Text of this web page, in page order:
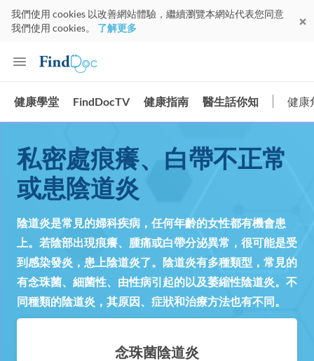
我們使用 cookies 以改善網站體驗，繼續瀏覽本網站代表您同意
我們使用 cookies。 了解更多
健康學堂 FindDocTV 健康指南 醫生話你知 健康
私密處痕癢、白帶不正常
或患陰道炎
陰道炎是常見的婦科疾病，任何年齡的女性都有機會患
上。若陰部出現痕癢、腫痛或白帶分泌異常，很可能是受
到感染發炎，患上陰道炎了。陰道炎有多種類型，常見的
有念珠菌、細菌性、由性病引起的以及萎縮性陰道炎。不
同種類的陰道炎，其原因、症狀和治療方法也有不同。
念珠菌陰道炎